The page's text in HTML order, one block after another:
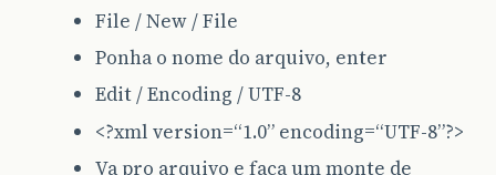
File / New / File
Ponha o nome do arquivo, enter
Edit / Encoding / UTF-8
<?xml version=“1.0” encoding=“UTF-8”?>
Va pro arquivo e faca um monte de